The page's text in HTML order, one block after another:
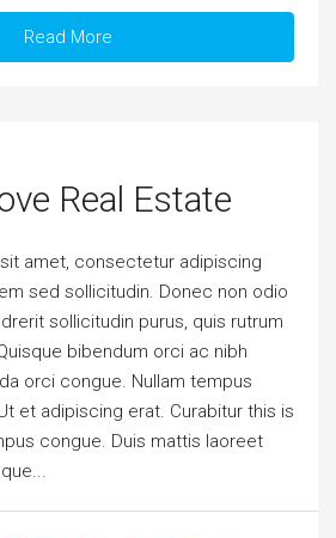
Read More
Real Estate
amet, consectetur adipiscing
sed sollicitudin. Donec non odio
sollicitudin purus, quis rutrum
bibendum orci ac nibh
orci congue. Nullam tempus
et adipiscing erat. Curabitur this is
congue. Duis mattis laoreet